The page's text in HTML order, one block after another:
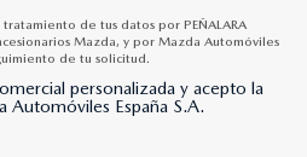
de tus datos por PEÑALARA
Mazda, y por Mazda Automóviles
de tu solicitud.
personalizada y acepto la
Automóviles España S.A.